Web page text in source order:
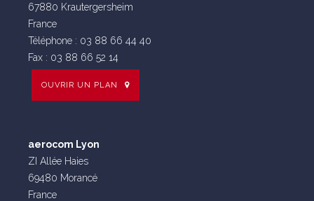
67880 Krautergersheim
France
Téléphone : 03 88 66 44 40
Fax : 03 88 66 52 14
OUVRIR UN PLAN
aerocom Lyon
ZI Allée Haies
69480 Morancé
France